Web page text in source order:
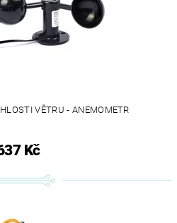
VĚTRU - ANEMOMETR
Kč